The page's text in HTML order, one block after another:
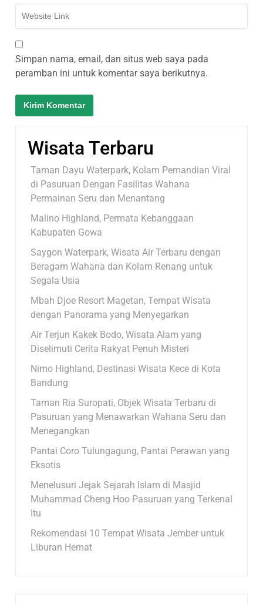
Simpan nama, email, dan situs web saya pada
peramban ini untuk komentar saya berikutnya.
Wisata Terbaru
Taman Dayu Waterpark, Kolam Pemandian Viral
di Pasuruan Dengan Fasilitas Wahana
Permainan Seru dan Menantang
Malino Highland, Permata Kebanggaan
Kabupaten Gowa
Saygon Waterpark, Wisata Air Terbaru dengan
Beragam Wahana dan Kolam Renang untuk
Segala Usia
Mbah Djoe Resort Magetan, Tempat Wisata
dengan Panorama yang Menyegarkan
Air Terjun Kakek Bodo, Wisata Alam yang
Diselimuti Cerita Rakyat Penuh Misteri
Nimo Highland, Destinasi Wisata Kece di Kota
Bandung
Taman Ria Suropati, Objek Wisata Terbaru di
Pasuruan yang Menawarkan Wahana Seru dan
Menegangkan
Pantai Coro Tulungagung, Pantai Perawan yang
Eksotis
Menelusuri Jejak Sejarah Islam di Masjid
Muhammad Cheng Hoo Pasuruan yang Terkenal
Itu
Rekomendasi 10 Tempat Wisata Jember untuk
Liburan Hemat